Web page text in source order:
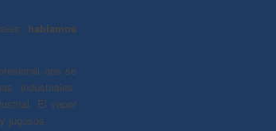
hablamos
que se
industriales,
El vapor
jugosos.